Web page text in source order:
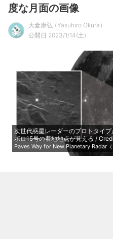
度な月面の画像
大倉康弘
Yasuhiro Okura
公開日 2023/1/14(土)
次世代惑星レーダーのプロトタイ
ポロ15号の着地地点が見える /
Paves Way for New Planetary Radar（